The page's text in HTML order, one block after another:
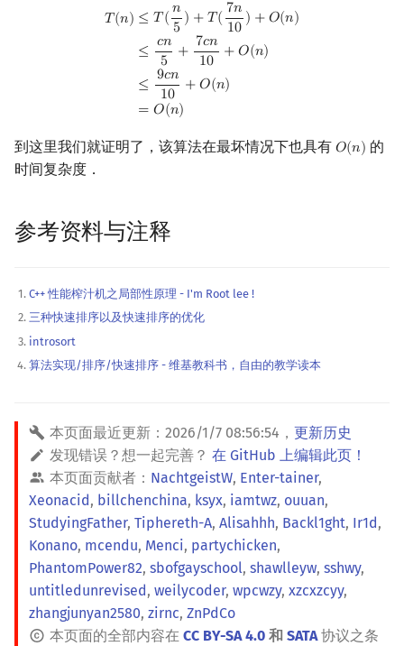
𝑇(𝑛) ≤ 𝑇 (𝑛
5 ) +𝑇 ( 7𝑛
10 ) +𝑂(𝑛)
≤ 𝑐𝑛
5 + 7𝑐𝑛
10 +𝑂(𝑛)
≤ 9𝑐𝑛
10 +𝑂(𝑛)
= 𝑂(𝑛)
n10 ) O (n)≤c n + 7cn 10+ O ( )≤9 n
到这里我们就证明了，该算法在最坏情况下也具有 𝑂(𝑛)
O(n) 的
时间复杂度．
参考资料与注释
C++ 性能榨汁机之局部性原理 - I'm Root lee !
三种快速排序以及快速排序的优化
introsort
算法实现/排序/快速排序 - 维基教科书，自由的教学读本
本页面最近更新： 2026/1/7 08:56:54 ， 更新历史
发现错误？想一起完善？ 在 GitHub 上编辑此页！
本页面贡献者： NachtgeistW, Enter-tainer,
Xeonacid , billchenchina, ksyx, iamtwz, ouuan,
StudyingFather, Tiphereth-A, Alisahhh, Backl1ght, Ir1d ,
Konano, mcendu, Menci, partychicken,
PhantomPower82, sbofgayschool, shawlleyw, sshwy,
untitledunrevised , weilycoder, wpcwzy, xzcxzcyy,
zhangjunyan2580, zirnc, ZnPdCo
本页面的全部内容在 CC BY-SA 4.0 和 SATA协议之条